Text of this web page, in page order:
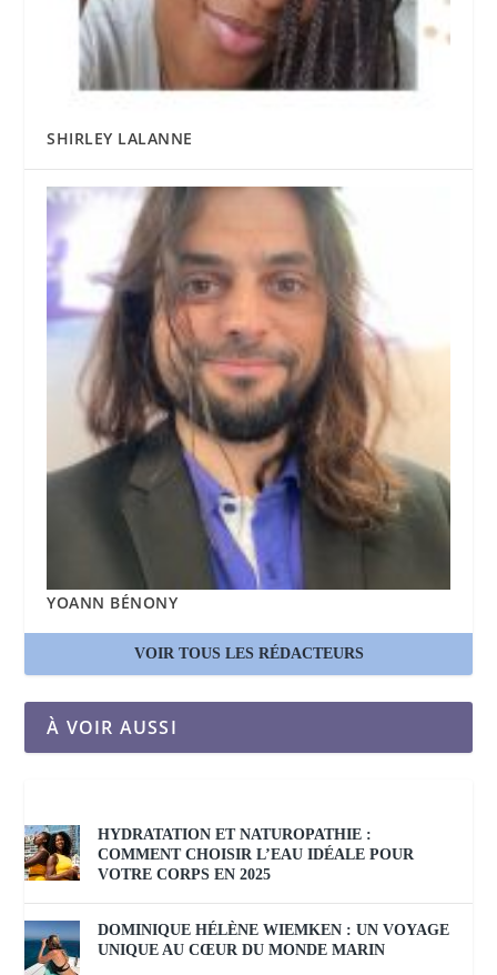
SHIRLEY LALANNE
YOANN BÉNONY
VOIR TOUS LES RÉDACTEURS
À VOIR AUSSI
HYDRATATION ET NATUROPATHIE :
COMMENT CHOISIR L’EAU IDÉALE POUR
VOTRE CORPS EN 2025
DOMINIQUE HÉLÈNE WIEMKEN : UN VOYAGE
UNIQUE AU CŒUR DU MONDE MARIN